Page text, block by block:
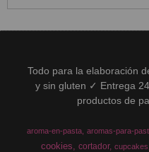
Todo para la elaboración
y sin gluten ✓ Entrega
productos de
aroma-en-pasta aromas-para-
cookies cortador cupcakes